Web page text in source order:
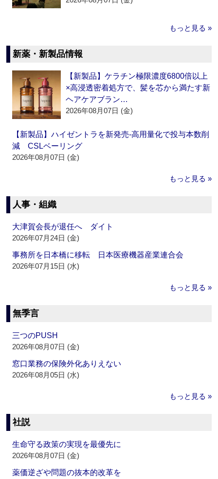
もっと見る »
新薬・新製品情報
【新製品】ケラチン極限濃度6800倍以上
×高浸透密着処方で、髪を芯から満たす新
ヘアケアブラン…
2026年08月07日 (金)
【新製品】ハイゼントラを新発売‐高用量化で投与本数削
減 CSLベーリング
2026年08月07日 (金)
もっと見る »
人事・組織
大津賀会長が退任へ ダイト
2026年07月24日 (金)
事務所を日本橋に移転 日本医療機器産業連合会
2026年07月15日 (水)
もっと見る »
無季言
三つのPUSH
2026年08月07日 (金)
窓口業務の保険外化ありえない
2026年08月05日 (水)
もっと見る »
社説
生命守る政策の実現を最優先に
2026年08月07日 (金)
薬価逆ざや問題の抜本的改革を